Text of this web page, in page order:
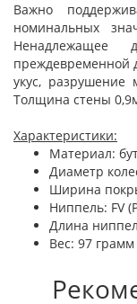
Важно
номинальных
Ненадлежащее
преждевременной
укус, разрушение
Толщина стены
Характеристики:
Материал:
Диаметр
Ширина
Ниппель: FV
Длина
Вес: 97 грамм